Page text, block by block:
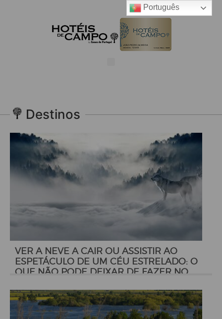
Destinos
VER A NEVE A CAIR OU ASSISTIR AO
ESPETÁCULO DE UM CÉU ESTRELADO: O
QUE NÃO PODE DEIXAR DE FAZER NO
Português